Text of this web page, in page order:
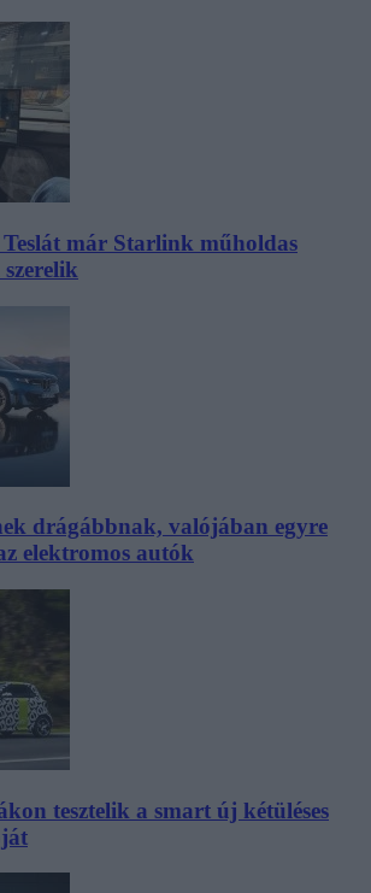
már Starlink műholdas
drágábbnak, valójában egyre
elektromos autók
tesztelik a smart új kétüléses